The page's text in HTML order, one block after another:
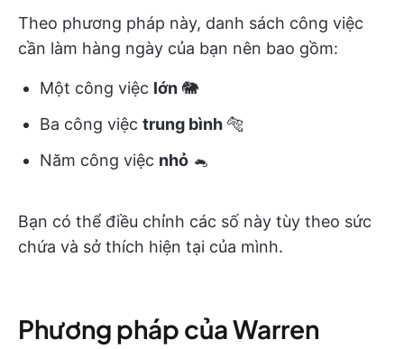
Theo phương pháp này, danh sách công việc
cần làm hàng ngày của bạn nên bao gồm:
Một công việc lớn 🐘
Ba công việc trung bình 🐅
Năm công việc nhỏ 🐁
Bạn có thể điều chỉnh các số này tùy theo sức
chứa và sở thích hiện tại của mình.
Phương pháp của Warren